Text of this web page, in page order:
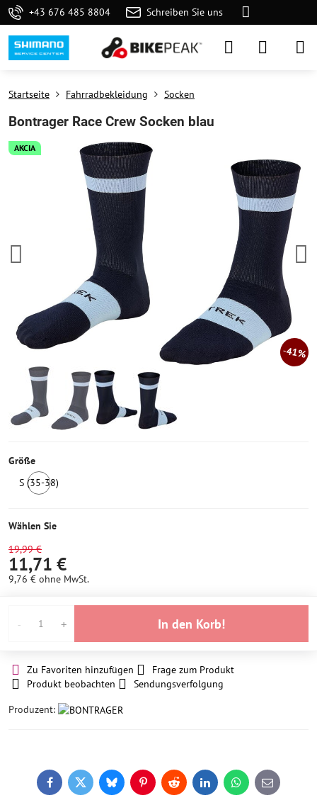
+43 676 485 8804 Schreiben Sie uns
AKCIA
41%
Startseite Fahrradbekleidung Socken
Bontrager Race Crew Socken blau
Größe
S (35-38)
auf
Wählen Sie
19,99 €
11,71 €
9,76 € ohne MwSt.
In den Korb!
Zu Favoriten hinzufügen
Frage zum Produkt
Produkt beobachten
Sendungsverfolgung
Produzent:
FacebookTwitterBlueskyPinterestReddit LinkedInWhatsApp
E-
mail